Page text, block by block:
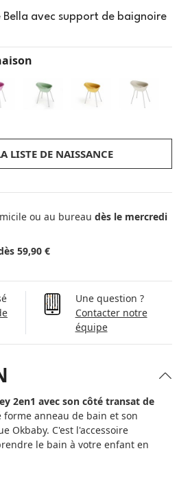
Bella avec support de baignoire
LISTE DE NAISSANCE
ou au bureau dès le mercredi
59,90 €
Une question ?
Contacter notre
équipe
2en1 avec son côté transat de
forme anneau de bain et son
Okbaby. C'est l'accessoire
le bain à votre enfant en